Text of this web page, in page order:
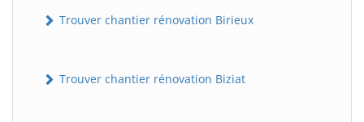
Trouver chantier rénovation Birieux
Trouver chantier rénovation Biziat